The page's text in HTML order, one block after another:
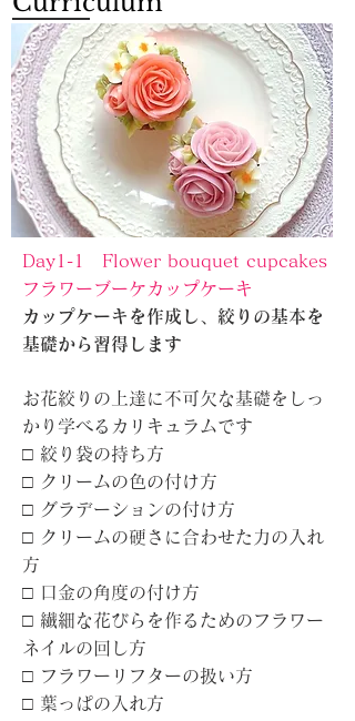
Day1-1 Flower bouquet cupcakes
​フラワーブーケカップケーキ
カップケーキを作成し、絞りの基本を
基礎から習得します
お花絞りの上達に不可欠な基礎をしっ
かり学ベるカリキュラムです
□ 絞り袋の持ち方
□ クリームの色の付け方
□ グラデーションの付け方
□ クリームの硬さに合わせた力の入れ
方
□ 口金の角度の付け方
□ 繊細な花びらを作るためのフラワー
ネイルの回し方
□ フラワーリフターの扱い方
□ 葉っぱの入れ方